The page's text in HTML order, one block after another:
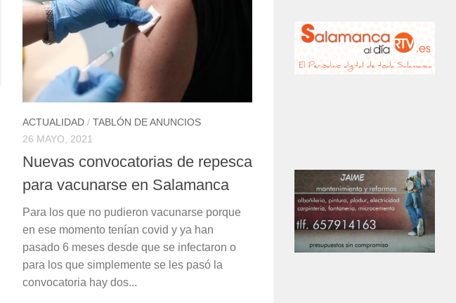
ACTUALIDAD / TABLÓN DE ANUNCIOS
26 MAYO, 2021
Nuevas convocatorias de repesca
para vacunarse en Salamanca
Para los que no pudieron vacunarse porque
en ese momento tenían covid y ya han
pasado 6 meses desde que se infectaron o
para los que simplemente se les pasó la
convocatoria hay dos...